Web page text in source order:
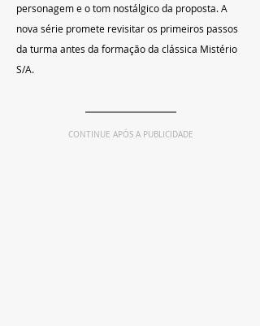
personagem e o tom nostálgico da proposta. A
nova série promete revisitar os primeiros passos
da turma antes da formação da clássica Mistério
S/A.
CONTINUE APÓS A PUBLICIDADE